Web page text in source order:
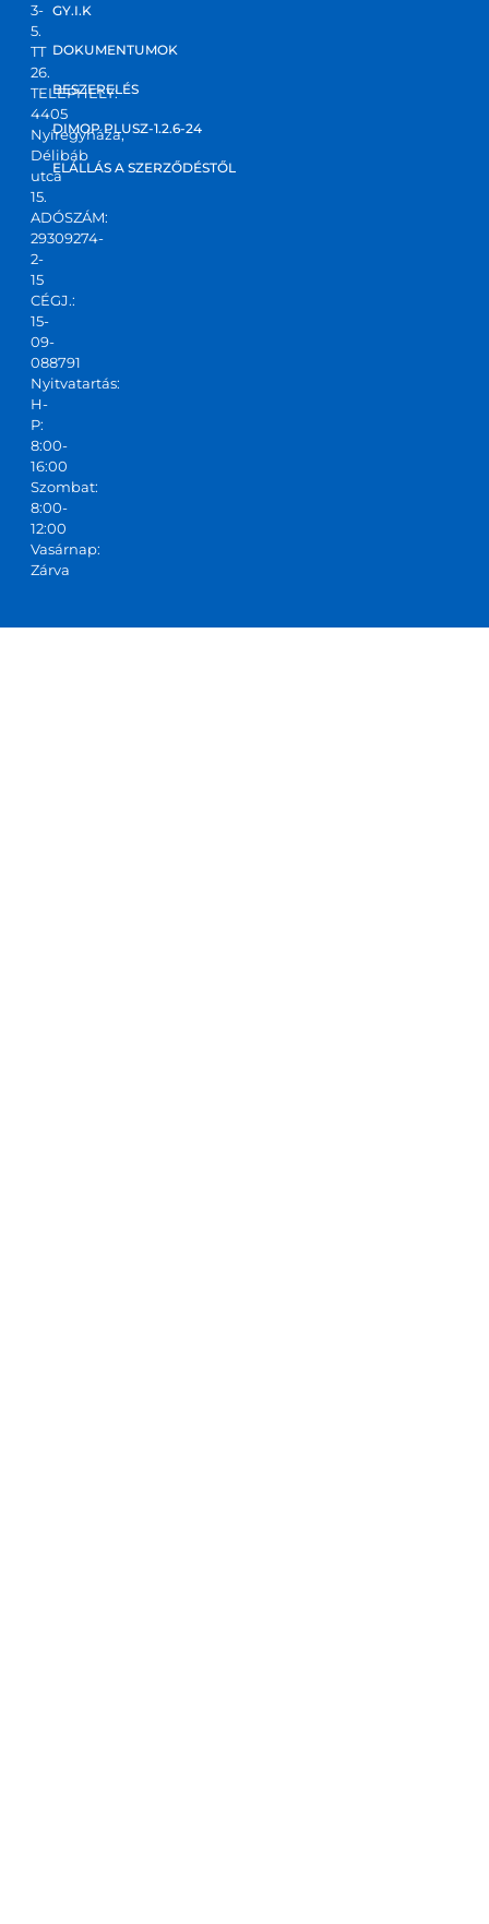
3-
5.
TT
26.
TELEPHELY:
4405
Nyíregyháza,
Délibáb
utca
15.
ADÓSZÁM:
29309274-
2-
15
CÉGJ.:
15-
09-
088791
Nyitvatartás:
H-
P:
8:00-
16:00
Szombat:
8:00-
12:00
Vasárnap:
Zárva
GY.I.K
DOKUMENTUMOK
BESZERELÉS
DIMOP PLUSZ-1.2.6-24
ELÁLLÁS A SZERZŐDÉSTŐL